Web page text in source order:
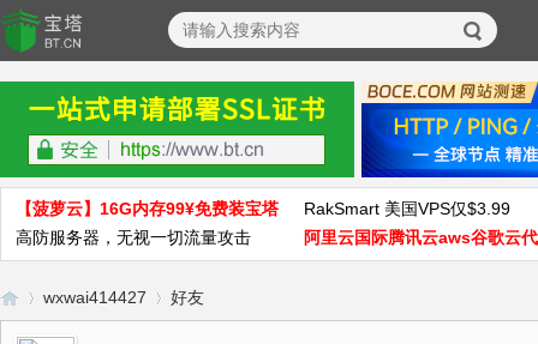
【菠萝云】16G内存99¥免费装宝塔
RakSmart 美国VPS仅$3.99
高防服务器，无视一切流量攻击
阿里云国际腾讯云aws谷歌云
wxwai414427 好友